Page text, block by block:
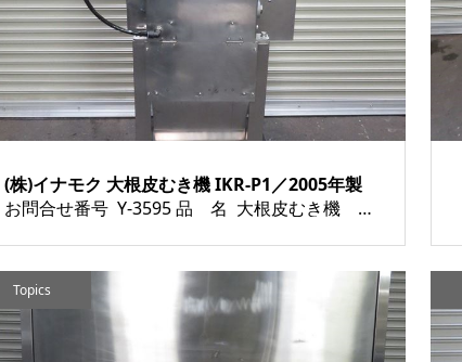
(株)イナモク 大根皮むき機 IKR-P1／2005年製
お問合せ番号 Y-3595 品 名 大根皮むき機 大根太郎 型 式 IKR-P1 種 類 食品加工機器、スライサー等 程 度 メーカー名 株式会社 イナモク 年 式 2005年製 素 材 外 寸 W680×D580×H1500 付属機器 電 源 金 額 売約済み 運 賃 保...
Topics